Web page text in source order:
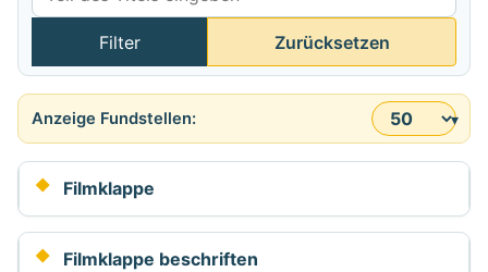
Teil des Titels eingeben
Filter Zurücksetzen
Anzeige #
Filmklappe
Filmklappe beschriften